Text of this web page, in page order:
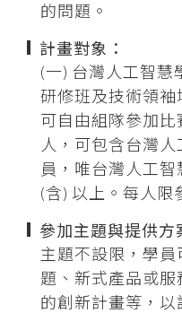
的問題。
計畫對象：
(一) 台灣人工智慧
研修班及技術領袖
可自由組隊參加比
人，可包含台灣
員，唯台灣人工
(含) 以上。每人限
參加主題與提供方
主題不設限，學
題、新式產品或
的創新計畫等，以